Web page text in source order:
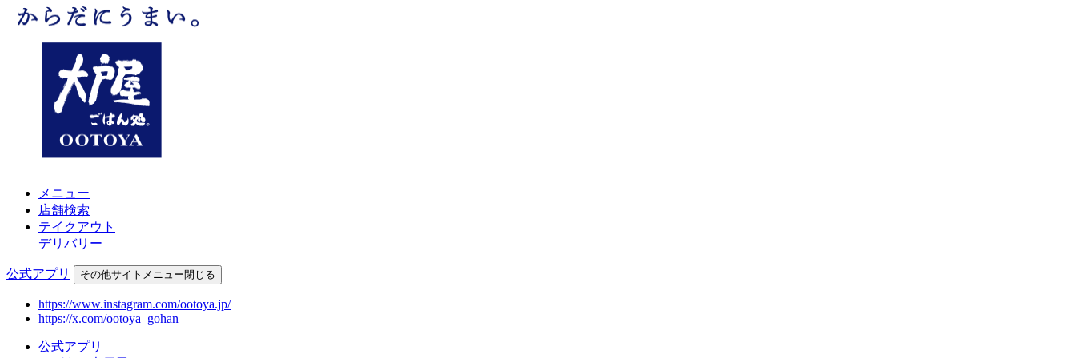
メニュー
店舗検索
テイクアウト
デリバリー
公式アプリ その他サイトメニュー閉じる
https://www.instagram.com/ootoya.jp/
https://x.com/ootoya_gohan
公式アプリ